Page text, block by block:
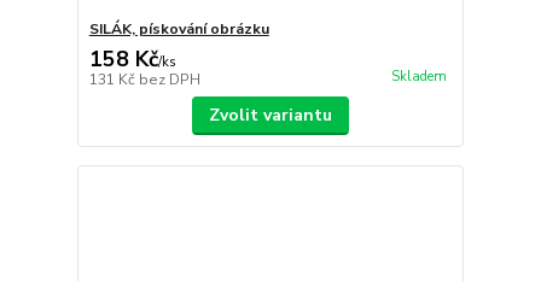
SILÁK, pískování obrázku
158 Kč/ks
131 Kč bez DPH Skladem
Zvolit variantu